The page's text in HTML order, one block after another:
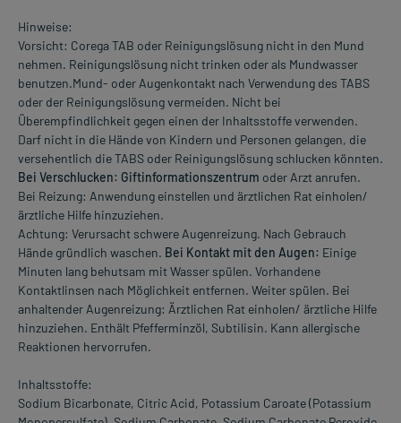
Hinweise:
Vorsicht: Corega TAB oder Reinigungslösung nicht in den Mund
nehmen. Reinigungslösung nicht trinken oder als Mundwasser
benutzen.Mund- oder Augenkontakt nach Verwendung des TABS
oder der Reinigungslösung vermeiden. Nicht bei
Überempfindlichkeit gegen einen der Inhaltsstoffe verwenden.
Darf nicht in die Hände von Kindern und Personen gelangen, die
versehentlich die TABS oder Reinigungslösung schlucken könnten.
Bei Verschlucken: Giftinformationszentrum oder Arzt anrufen.
Bei Reizung: Anwendung einstellen und ärztlichen Rat einholen/
ärztliche Hilfe hinzuziehen.
Achtung: Verursacht schwere Augenreizung. Nach Gebrauch
Hände gründlich waschen. Bei Kontakt mit den Augen: Einige
Minuten lang behutsam mit Wasser spülen. Vorhandene
Kontaktlinsen nach Möglichkeit entfernen. Weiter spülen. Bei
anhaltender Augenreizung: Ärztlichen Rat einholen/ ärztliche Hilfe
hinzuziehen. Enthält Pfefferminzöl, Subtilisin. Kann allergische
Reaktionen hervorrufen.
Inhaltsstoffe:
Sodium Bicarbonate, Citric Acid, Potassium Caroate (Potassium